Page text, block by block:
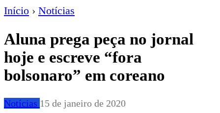
Início › Notícias
Aluna prega peça no jornal
hoje e escreve “fora
bolsonaro” em coreano
Notícias 15 de janeiro de 2020